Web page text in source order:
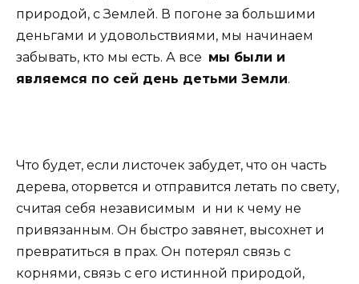
природой, с Землей. В погоне за большими
деньгами и удовольствиями, мы начинаем
забывать, кто мы есть. А все мы были и
являемся по сей день детьми Земли.
Что будет, если листочек забудет, что он часть
дерева, оторвется и отправится летать по свету,
считая себя независимым и ни к чему не
привязанным. Он быстро завянет, высохнет и
превратиться в прах. Он потерял связь с
корнями, связь с его истинной природой,